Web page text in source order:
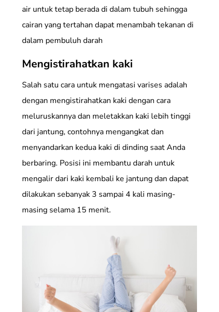
air untuk tetap berada di dalam tubuh sehingga
cairan yang tertahan dapat menambah tekanan di
dalam pembuluh darah
Mengistirahatkan kaki
Salah satu cara untuk mengatasi varises adalah
dengan mengistirahatkan kaki dengan cara
meluruskannya dan meletakkan kaki lebih tinggi
dari jantung, contohnya mengangkat dan
menyandarkan kedua kaki di dinding saat Anda
berbaring. Posisi ini membantu darah untuk
mengalir dari kaki kembali ke jantung dan dapat
dilakukan sebanyak 3 sampai 4 kali masing-
masing selama 15 menit.